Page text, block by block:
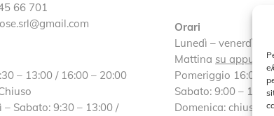
66 701
– 13:00 / 16:00 – 20:00
– Sabato: 9:30 – 13:00 /
Orari
Lunedì – venerdì:
Mattina su
Pomeriggio 16:00 –
Sabato: 9:00 –
Domenica: chiuso